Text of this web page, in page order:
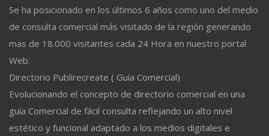
Se ha posicionado en los últimos 6 años como uno del medio
de consulta comercial más visitado de la región generando
mas de 18.000 visitantes cada 24 Hora en nuestro portal
Web.
Directorio Publirecreate ( Guía Comercial)
Evolucionando el concepto de directorio comercial en una
guía Comercial de fácil consulta reflejando un alto nivel
estético y funcional adaptado a los medios digitales e